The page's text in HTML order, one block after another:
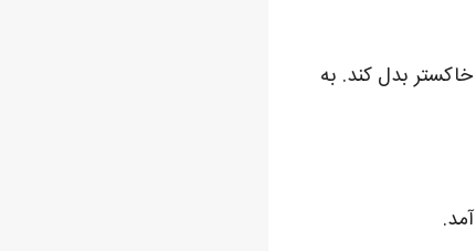
بدل کند. به